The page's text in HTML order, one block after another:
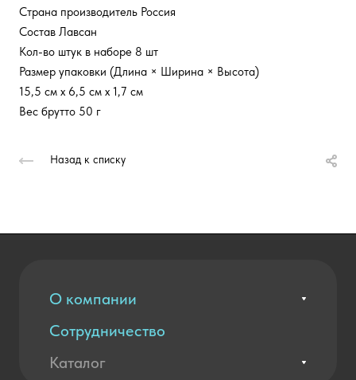
Страна производитель Россия
Состав Лавсан
Кол-во штук в наборе 8 шт
Размер упаковки (Длина × Ширина × Высота)
15,5 см х 6,5 см х 1,7 см
Вес брутто 50 г
Назад к списку
О компании
Вакансии
Контакты
Сотрудничество
Оплата и доставка
Каталог